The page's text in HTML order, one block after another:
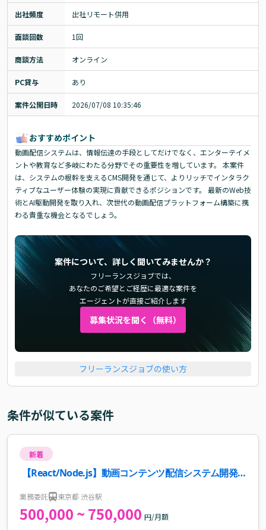
出社頻度 出社リモート併用
面談回数 1回
商談方法 オンライン
PC貸与 あり
案件公開日時 2026/07/08 10:35:46
おすすめポイント
動画配信システムは、情報伝達の手段としてだけでなく、エンターテイメ
ントや教育など多岐にわたる分野でその重要性を増しています。 本案件
は、システムの根幹を支えるCMS開発を通じて、よりリッチでインタラク
ティブなユーザー体験の実現に貢献できるポジションです。 最新のWeb技
術とAI駆動開発を取り入れ、次世代の動画配信プラットフォーム構築に携
わる貴重な機会となるでしょう。
案件について、詳しく聞いてみませんか？
フリーランスジョブでは、
あなたのご希望とご経歴に最適な案件を
エージェントが直接ご紹介します
募集状況を聞く（無料）
フリーランスジョブの使い方
条件が似ている案件
新着
【React/Node.js】動画コンテンツ配信システム開発
業務委託 東京都 渋谷駅
500,000 ~ 750,000 円/月額